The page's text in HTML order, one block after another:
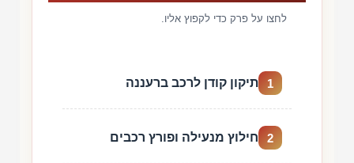
לחצו על פרק כדי לקפוץ אליו.
1 תיקון קודן לרכב ברעננה
2 חילוץ מנעילה ופורץ רכבים